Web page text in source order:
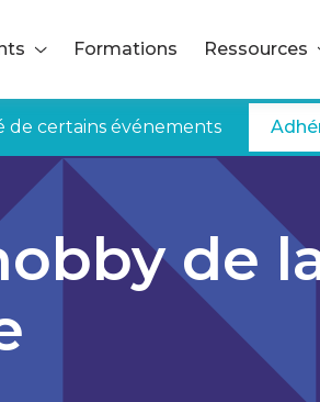
Formations Ressources
de certains événements
de